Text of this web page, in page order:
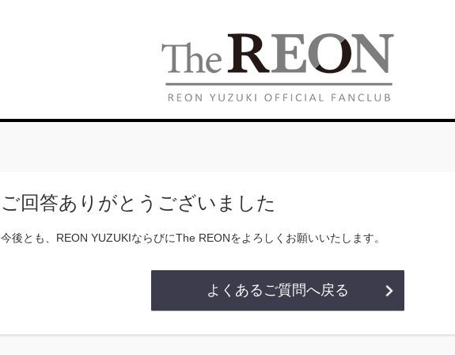
ご回答ありがとうございました
今後とも、REON YUZUKIならびにThe REONをよろしくお願いいたします。
よくあるご質問へ戻る